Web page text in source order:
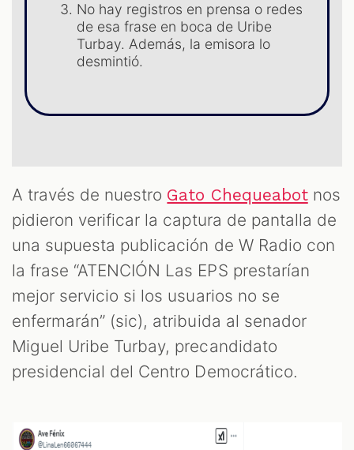
No hay registros en prensa o redes
de esa frase en boca de Uribe
Turbay. Además, la emisora lo
desmintió.
A través de nuestro Gato Chequeabotnos
pidieron verificar la captura de pantalla de
una supuesta publicación de W Radio con
la frase “ATENCIÓN Las EPS prestarían
mejor servicio si los usuarios no se
enfermarán” (sic), atribuida al senador
Miguel Uribe Turbay, precandidato
presidencial del Centro Democrático.